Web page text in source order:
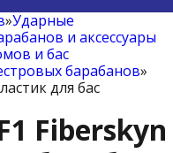
»Ударные
и аксессуары
и бас
барабанов»
для бас